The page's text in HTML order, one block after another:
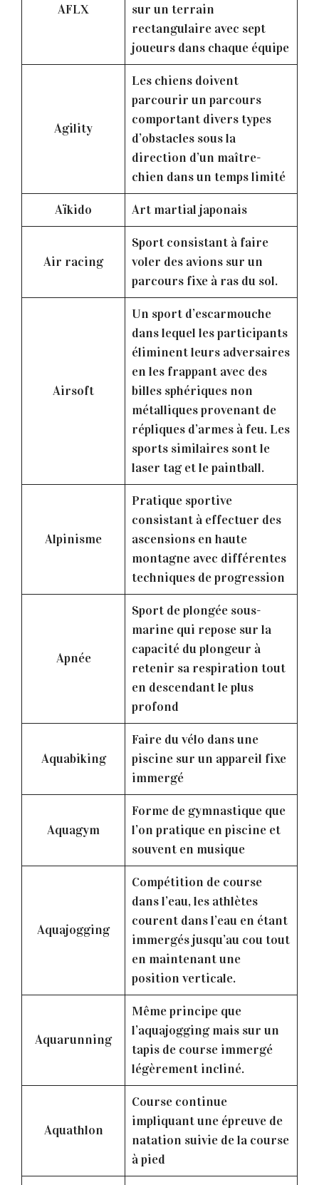
AFLX
sur un terrain
rectangulaire avec sept
joueurs dans chaque équipe
Agility
Les chiens doivent
parcourir un parcours
comportant divers types
d’obstacles sous la
direction d’un maître-
chien dans un temps limité
Aïkido Art martial japonais
Air racing
Sport consistant à faire
voler des avions sur un
parcours fixe à ras du sol.
Airsoft
Un sport d’escarmouche
dans lequel les participants
éliminent leurs adversaires
en les frappant avec des
billes sphériques non
métalliques provenant de
répliques d’armes à feu. Les
sports similaires sont le
laser tag et le paintball.
Alpinisme
Pratique sportive
consistant à effectuer des
ascensions en haute
montagne avec différentes
techniques de progression
Apnée
Sport de plongée sous-
marine qui repose sur la
capacité du plongeur à
retenir sa respiration tout
en descendant le plus
profond
Aquabiking
Faire du vélo dans une
piscine sur un appareil fixe
immergé
Aquagym
Forme de gymnastique que
l’on pratique en piscine et
souvent en musique
Aquajogging
Compétition de course
dans l’eau, les athlètes
courent dans l’eau en étant
immergés jusqu’au cou tout
en maintenant une
position verticale.
Aquarunning
Même principe que
l’aquajogging mais sur un
tapis de course immergé
légèrement incliné.
Aquathlon
Course continue
impliquant une épreuve de
natation suivie de la course
à pied